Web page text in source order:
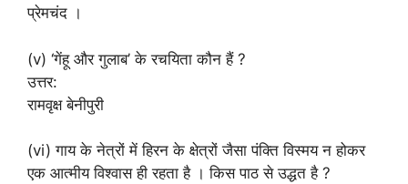
प्रेमचंद ।
(v) ‘गेंहू और गुलाब’ के रचयिता कौन हैं ?
उत्तर:
रामवृक्ष बेनीपुरी
(vi) गाय के नेत्रों में हिरन के क्षेत्रों जैसा पंक्ति विस्मय न होकर
एक आत्मीय विश्वास ही रहता है । किस पाठ से उद्धत है ?